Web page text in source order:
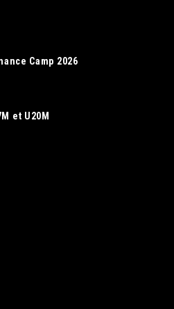
Camp 2026
et U20M